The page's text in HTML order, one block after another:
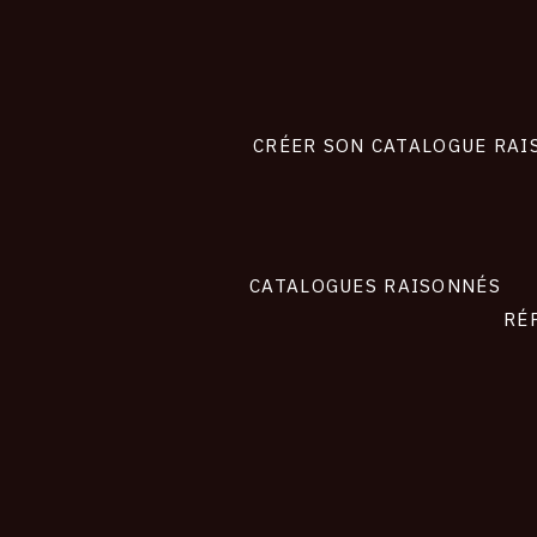
CRÉER SON CATALOGUE
CATALOGUES RAISONNÉS